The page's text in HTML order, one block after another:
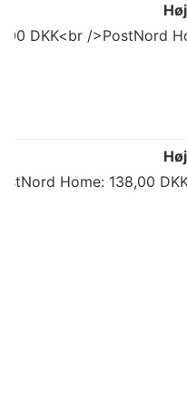
DKK<br />PostNord
Home: 138,00